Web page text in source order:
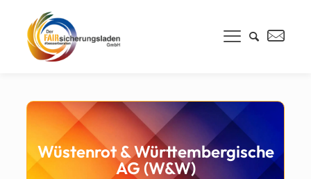
Wüstenrot & Württembergische
AG (W&W)